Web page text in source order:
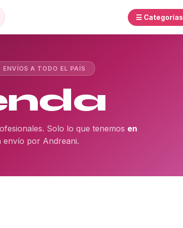
☰ Categorías
ENVÍOS A TODO EL PAÍS
Solo lo que tenemos en
envío por Andreani.